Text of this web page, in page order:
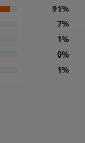
91%
7%
1%
0%
1%